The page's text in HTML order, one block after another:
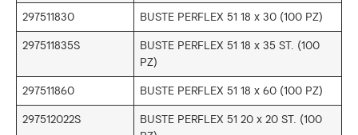
297511830 BUSTE PERFLEX 51 18 x 30 (100 PZ)
297511835S
BUSTE PERFLEX 51 18 x 35 ST. (100
PZ)
297511860 BUSTE PERFLEX 51 18 x 60 (100 PZ)
297512022S
BUSTE PERFLEX 51 20 x 20 ST. (100